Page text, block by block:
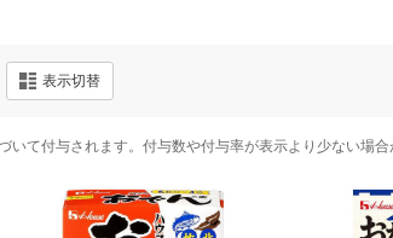
表示切替
いて付与されます。付与数や付与率が表示より少ない場